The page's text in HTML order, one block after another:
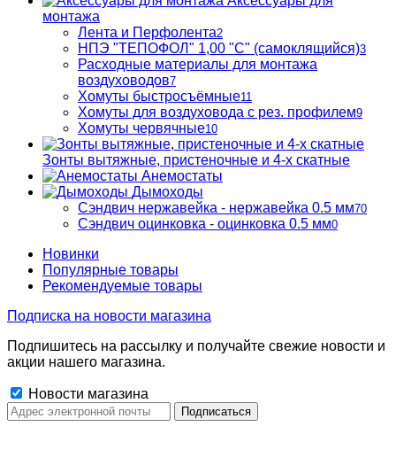
монтажа
Лента и Перфолента2
НПЭ "ТЕПОФОЛ" 1,00 "С" (самоклящийся)3
Расходные материалы для монтажа
воздуховодов7
Хомуты быстросъёмные11
Хомуты для воздуховода с рез. профилем9
Хомуты червячные10
Зонты вытяжные, пристеночные и 4-х скатные
Анемостаты
Дымоходы
Сэндвич нержавейка - нержавейка 0.5 мм70
Сэндвич оцинковка - оцинковка 0.5 мм0
Новинки
Популярные товары
Рекомендуемые товары
Подписка на новости магазина
Подпишитесь на рассылку и получайте свежие новости и
акции нашего магазина.
Новости магазина